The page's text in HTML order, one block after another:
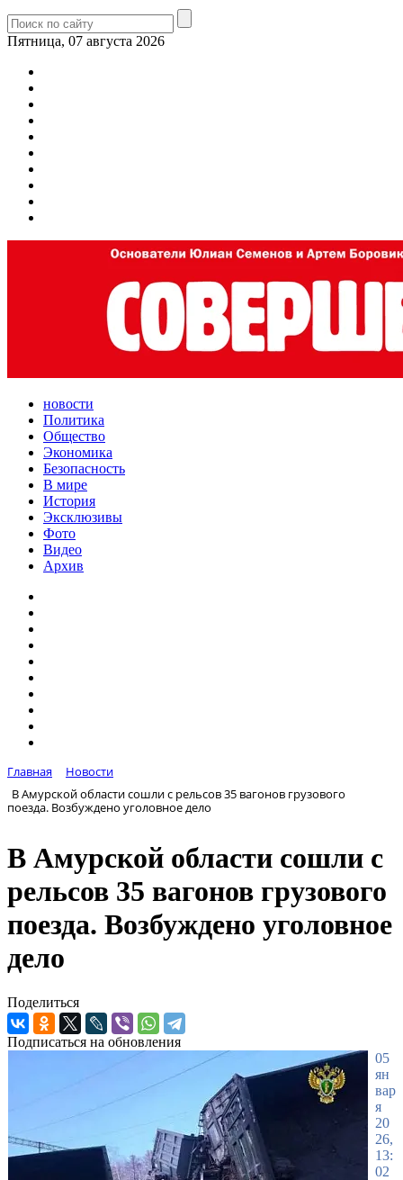
Пятница, 07 августа 2026
новости
Политика
Общество
Экономика
Безопасность
В мире
История
Эксклюзивы
Фото
Видео
Архив
Главная
Новости
В Амурской области сошли с рельсов 35 вагонов грузового
поезда. Возбуждено уголовное дело
В Амурской области сошли с
рельсов 35 вагонов грузового
поезда. Возбуждено уголовное
дело
Поделиться
Подписаться на обновления
05
ян
вар
я
20
26,
13:
02